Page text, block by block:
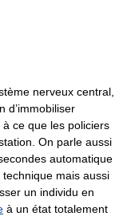
nerveux central,
d’immobiliser
ce que les policiers
On parle aussi
automatique
mais aussi
un individu en
à un état totalement